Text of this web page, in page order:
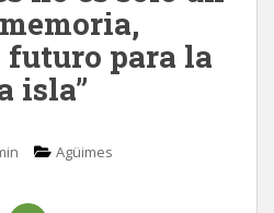
para la
isla”
Agüimes